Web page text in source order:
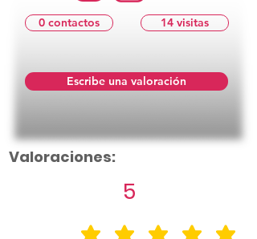
0 contactos 14 visitas
Escribe una valoración
Valoraciones:
5